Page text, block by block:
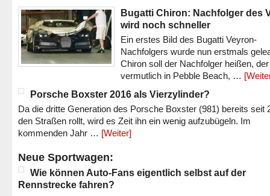
Bugatti Chiron: Nachfolger des
wird noch schneller
Ein erstes Bild des Bugatti Veyron-
Nachfolgers wurde nun erstmals
Chiron soll der Nachfolger heißen, der
vermutlich in Pebble Beach, …
Porsche Boxster 2016 als Vierzylinder?
Da die dritte Generation des Porsche Boxster (981) bereits seit
den Straßen rollt, wird es Zeit ihn ein wenig aufzubügeln. Im
kommenden Jahr … [Weiter]
Neue Sportwagen:
Wie können Auto-Fans eigentlich selbst auf der
Rennstrecke fahren?